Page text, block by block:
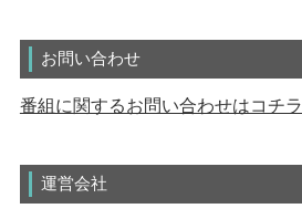
お問い合わせ
番組に関するお問い合わせはコチラ
運営会社